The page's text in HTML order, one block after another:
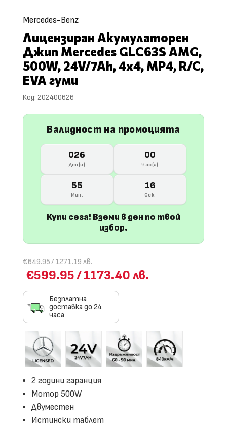
Mercedes-Benz
Лицензиран Акумулаторен
Джип Mercedes GLC63S AMG,
500W, 24V/7Ah, 4х4, MP4, R/C,
EVA гуми
Код: 202400626
Валидност на промоцията
026
Ден(и)
00
Час(а)
55
Мин.
15
Сек.
Купи сега! Вземи в ден по твой
избор.
€649.95/1271.19 лв.
€599.95/1173.40 лв.
Безплатна
доставка до 24
часа
2 години гаранция
Мотор 500W
Двуместен
Истински таблет